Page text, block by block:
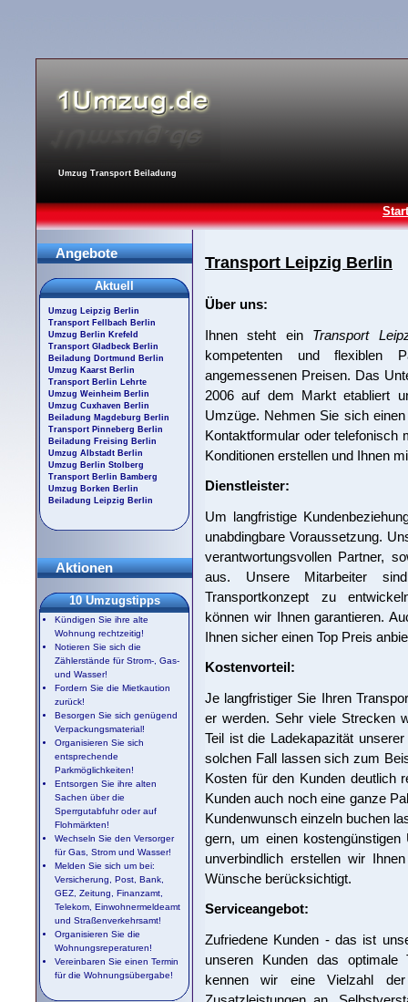
Umzug Transport Beiladung
Transport Leipzig Berlin
Über uns:
Ihnen steht ein Transport
kompetenten und flexiblen
angemessenen Preisen. Das
2006 auf dem Markt etabliert
Umzüge. Nehmen Sie sich
Kontaktformular oder telefonisch
Konditionen erstellen und Ihnen
Dienstleister:
Um langfristige
unabdingbare Voraussetzung.
verantwortungsvollen Partner,
aus. Unsere Mitarbeiter
Transportkonzept zu
können wir Ihnen garantieren.
Ihnen sicher einen Top Preis
Kostenvorteil:
Je langfristiger Sie Ihren
er werden. Sehr viele Strecken
Teil ist die Ladekapazität
solchen Fall lassen sich zum
Kosten für den Kunden deutlich
Kunden auch noch eine ganze
Kundenwunsch einzeln buchen
gern, um einen
unverbindlich erstellen wir
Wünsche berücksichtigt.
Serviceangebot:
Zufriedene Kunden - das ist
unseren Kunden das optimale
kennen wir eine Vielzahl
Angebote
Aktuell
Umzug Leipzig Berlin
Transport Fellbach Berlin
Umzug Berlin Krefeld
Transport Gladbeck Berlin
Beiladung Dortmund Berlin
Umzug Kaarst Berlin
Transport Berlin Lehrte
Umzug Weinheim Berlin
Umzug Cuxhaven Berlin
Beiladung Magdeburg Berlin
Transport Pinneberg Berlin
Beiladung Freising Berlin
Umzug Albstadt Berlin
Umzug Berlin Stolberg
Transport Berlin Bamberg
Umzug Borken Berlin
Beiladung Leipzig Berlin
Aktionen
10 Umzugstipps
Kündigen Sie ihre alte
Wohnung rechtzeitig!
Notieren Sie sich die
Zählerstände für Strom-, Gas-
und Wasser!
Fordern Sie die Mietkaution
zurück!
Besorgen Sie sich genügend
Verpackungsmaterial!
Organisieren Sie sich
entsprechende
Parkmöglichkeiten!
Entsorgen Sie ihre alten
Sachen über die
Sperrgutabfuhr oder auf
Flohmärkten!
Wechseln Sie den Versorger
für Gas, Strom und Wasser!
Melden Sie sich um bei:
Versicherung, Post, Bank,
GEZ, Zeitung, Finanzamt,
Telekom, Einwohnermeldeamt
und Straßenverkehrsamt!
Organisieren Sie die
Wohnungsreperaturen!
Vereinbaren Sie einen Termin
für die Wohnungsübergabe!